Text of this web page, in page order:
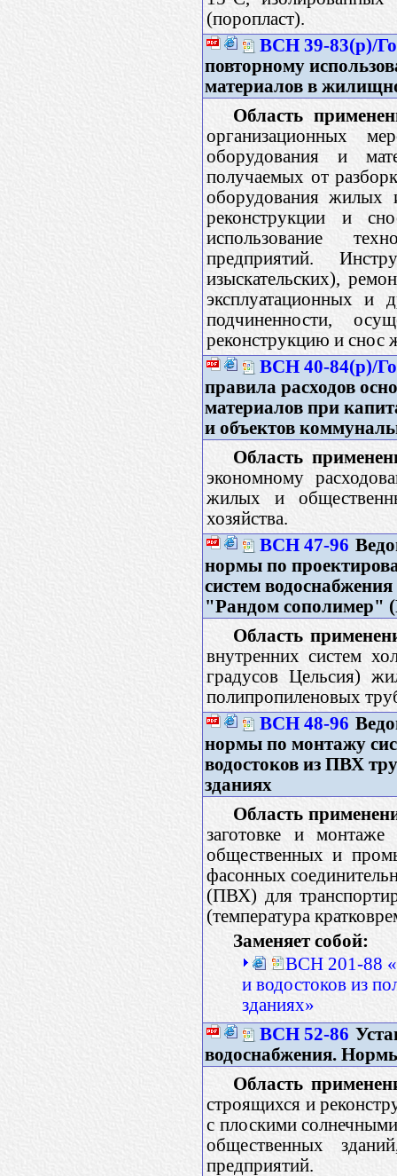
(поропласт).
ВСН 39-83(р)/
повторному
материалов в
Область
организационных
оборудования и
получаемых от
оборудования жилых
реконструкции и
использование
предприятий.
изыскательских),
эксплуатационных и
подчиненности,
реконструкцию и снос
ВСН 40-84(р)/
правила расходов
материалов при
и объектов
Область
экономному
жилых и
хозяйства.
ВСН 47-96
нормы по
систем
"Рандом сополимер"
Область
внутренних систем
градусов Цельсия)
полипропиленовых
ВСН 48-96
нормы по монтажу
водостоков из ПВХ
зданиях
Область
заготовке и монтаже
общественных и
фасонных
(ПВХ) для
(температура
Заменяет собой:
ВСН 201-88
и водостоков из
зданиях»
ВСН 52-86
водоснабжения.
Область
строящихся и
с плоскими
общественных
предприятий.